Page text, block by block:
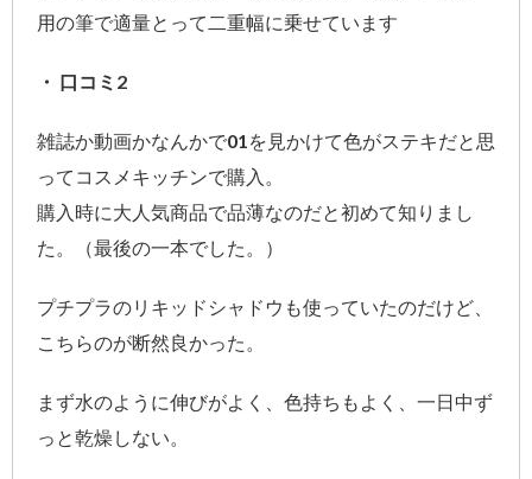
用の筆で適量とって二重幅に乗せています
・ 口コミ2
雑誌か動画かなんかで01を見かけて色がステキだと思
ってコスメキッチンで購入。
購入時に大人気商品で品薄なのだと初めて知りまし
た。（最後の一本でした。）
プチプラのリキッドシャドウも使っていたのだけど、
こちらのが断然良かった。
まず水のように伸びがよく、色持ちもよく、一日中ず
っと乾燥しない。